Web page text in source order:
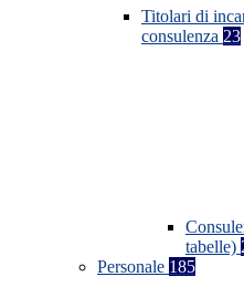
Titolari di
consulenza 23
tabelle)
Personale 185